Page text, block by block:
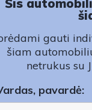
Šis
gauti
šiam
netrukus su
pavardė: